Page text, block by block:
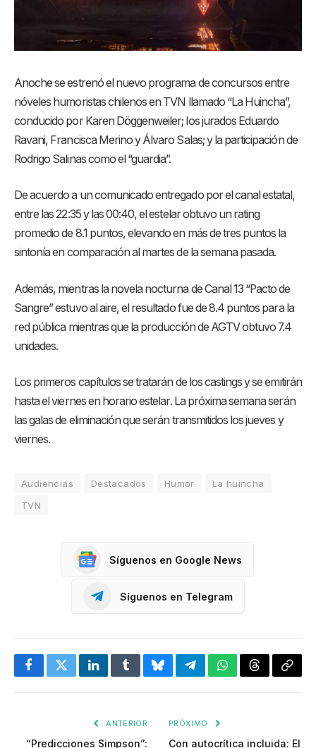
Anoche se estrenó el nuevo programa de concursos entre
nóveles humoristas chilenos en TVN llamado “La Huincha”,
conducido por Karen Döggenweiler; los jurados Eduardo
Ravani, Francisca Merino y Álvaro Salas; y la participación de
Rodrigo Salinas como el “guardia”.
De acuerdo a un comunicado entregado por el canal estatal,
entre las 22:35 y las 00:40, el estelar obtuvo un rating
promedio de 8.1 puntos, elevando en más de tres puntos la
sintonía en comparación al martes de la semana pasada.
Además, mientras la novela nocturna de Canal 13 “Pacto de
Sangre” estuvo al aire, el resultado fue de 8.4 puntos para la
red pública mientras que la producción de AGTV obtuvo 7.4
unidades.
Los primeros capítulos se tratarán de los castings y se emitirán
hasta el viernes en horario estelar. La próxima semana serán
las galas de eliminación que serán transmitidos los jueves y
viernes.
Audiencias Destacados Humor
La huincha
TVN
Síguenos en Google News
Síguenos en Telegram
FacebookTwitterLinkedInTumblrBlueskyTelegramWhatsApp
Threads
ANTERIOR
“Predicciones Simpson”:
PRÓXIMO
Con autocrítica incluida: El